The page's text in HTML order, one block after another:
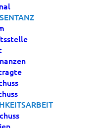
ist für alle
ein gültiger
und beim Turnier in
aktiven Tänzerinnen
verläuft, bitten wir